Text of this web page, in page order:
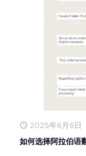
2025年6月6日
如何选择阿拉伯语